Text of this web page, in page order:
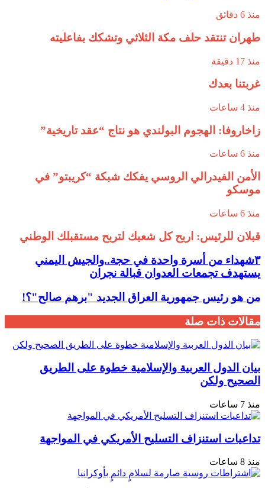
منذ 6 دقائق
طهران تنتقد حلف مكة الثلاثي وتشكك بفاعليته
منذ 17 دقيقة
غربتنا بعدك
منذ 4 ساعات
زاخاروفا: الهجوم البولندي هو نتاج “عقد تاريخية”
منذ 6 ساعات
الأمن الفيدرالي الروسي يفكك شبكة “كريبتو” في
موسكو
منذ 6 ساعات
قبلان للرئيس: اربح كل شعبك لتربح مستقبلك الوطني ‏
٣شهداء من أسرة واحدة في حجة..والجيش اليمني
يستهدف تجمعات العدوان قبالة نجران
من هو رئيس جمهورية العراق الجديد "برهم صالح"؟!
مقالات ذات صلة
بيان الدول العربية والإسلامية خطوة على الطريق
الصحيح ولكن
منذ 7 ساعات
تداعيات استنزاف التسليح الأمريكي في المواجهة
منذ 8 ساعات